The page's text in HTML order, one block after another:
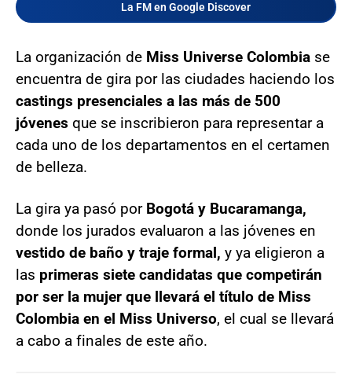
La FM en Google Discover
La organización de Miss Universe Colombia se
encuentra de gira por las ciudades haciendo los
castings presenciales a las más de 500
jóvenes que se inscribieron para representar a
cada uno de los departamentos en el certamen
de belleza.
La gira ya pasó por Bogotá y Bucaramanga,
donde los jurados evaluaron a las jóvenes en
vestido de baño y traje formal, y ya eligieron a
las primeras siete candidatas que competirán
por ser la mujer que llevará el título de Miss
Colombia en el Miss Universo, el cual se llevará
a cabo a finales de este año.